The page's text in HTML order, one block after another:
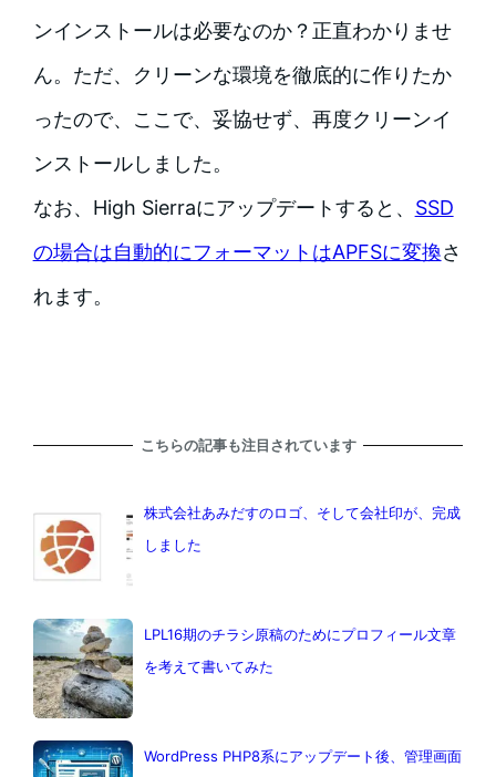
ンインストールは必要なのか？正直わかりませ
ん。ただ、クリーンな環境を徹底的に作りたか
ったので、ここで、妥協せず、再度クリーンイ
ンストールしました。
なお、High Sierraにアップデートすると、 SSD
の場合は自動的にフォーマットはAPFSに変換さ
れます。
こちらの記事も注目されています
株式会社あみだすのロゴ、そして会社印が、完成
しました
LPL16期のチラシ原稿のためにプロフィール文章
を考えて書いてみた
WordPress PHP8系にアップデート後、管理画面